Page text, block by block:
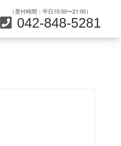
（受付時間：平日10:00〜21:00）
042-848-5281